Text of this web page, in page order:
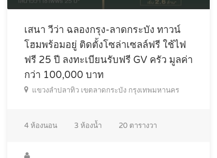
เสนา วีว่า ฉลองกรุง-ลาดกระบัง ทาวน์
โฮมพร้อมอยู่ ติดตั้งโซล่าเซลล์ฟรี ใช้ไฟ
ฟรี 25 ปี ลงทะเบียนรับฟรี GV ครัว มูลค่า
กว่า 100,000 บาท
แขวงลำปลาทิว เขตลาดกระบัง กรุงเทพมหานคร
4 ห้องนอน 3 ห้องน้ำ 20 ตารางวา